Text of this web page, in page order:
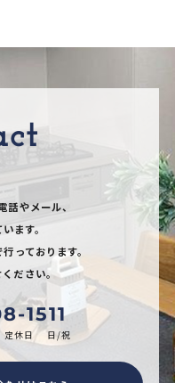
話やメール、
ます。
っております。
ださい。
1511
定休日 日/祝